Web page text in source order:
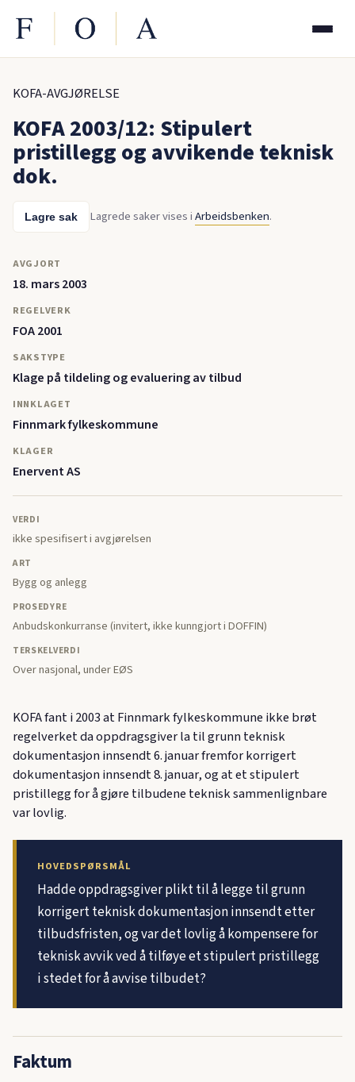
KOFA-AVGJØRELSE
KOFA 2003/12: Stipulert
pristillegg og avvikende teknisk
dok.
Lagre sak Lagrede saker vises iArbeidsbenken.
AVGJORT
18. mars 2003
REGELVERK
FOA 2001
SAKSTYPE
Klage på tildeling og evaluering av tilbud
INNKLAGET
Finnmark fylkeskommune
KLAGER
Enervent AS
VERDI
ikke spesifisert i avgjørelsen
ART
Bygg og anlegg
PROSEDYRE
Anbudskonkurranse (invitert, ikke kunngjort i DOFFIN)
TERSKELVERDI
Over nasjonal, under EØS
KOFA fant i 2003 at Finnmark fylkeskommune ikke brøt
regelverket da oppdragsgiver la til grunn teknisk
dokumentasjon innsendt 6. januar fremfor korrigert
dokumentasjon innsendt 8. januar, og at et stipulert
pristillegg for å gjøre tilbudene teknisk sammenlignbare
var lovlig.
HOVEDSPØRSMÅL
Hadde oppdragsgiver plikt til å legge til grunn
korrigert teknisk dokumentasjon innsendt etter
tilbudsfristen, og var det lovlig å kompensere for
teknisk avvik ved å tilføye et stipulert pristillegg
i stedet for å avvise tilbudet?
Faktum